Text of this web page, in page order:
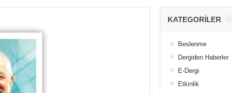
KATEGORILER
Beslenme
Dergiden Haberler
E-Dergi
Etkinlik